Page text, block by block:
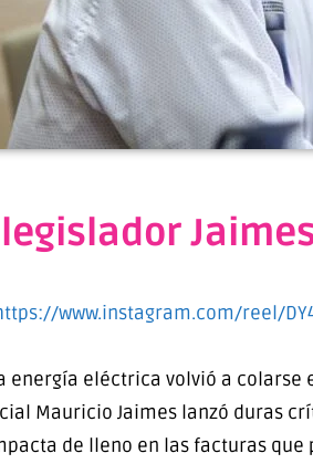
legislador
www.instagram.com/reel/
energía eléctrica volvió a
Mauricio Jaimes lanzó duras
de lleno en las facturas que